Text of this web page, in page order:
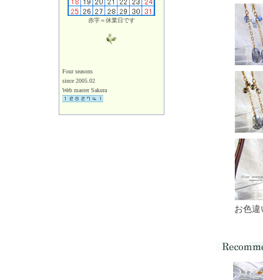
赤字＝休業日です
Four seasons
since 2005.02
Web master Sakura
お色